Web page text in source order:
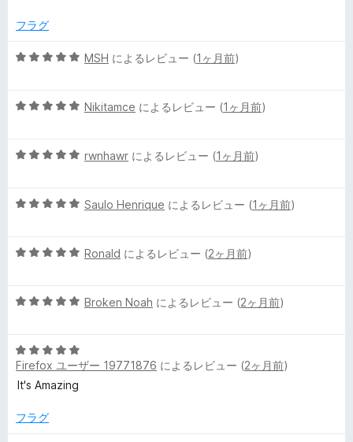
d
a
m
i
t
h
e
価
中
の
フラグ
5
中
評
MSH によるレビュー (1ヶ月前)
5
中
評
Nikitamce によるレビュー (1ヶ月前)
5
中
評
rwnhawr によるレビュー (1ヶ月前)
5
中
評
Saulo Henrique によるレビュー (1ヶ月前)
5
中
評
価
Ronald によるレビュー (2ヶ月前)
5
中
5
の
価
Broken Noah によるレビュー (2ヶ月前)
5
段
階
5
Firefox ユーザー 19771876 によるレビュー (2ヶ月前)
It's Amazing
フラグ